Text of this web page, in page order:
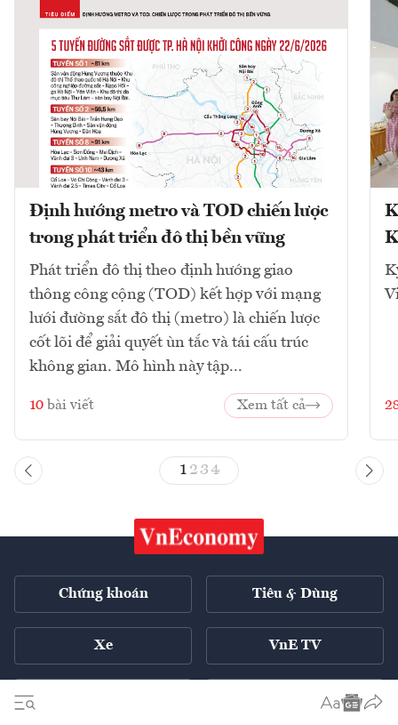
Định hướng metro và TOD chiến lược
trong phát triển đô thị bền vững
Phát triển đô thị theo định hướng giao
thông công cộng (TOD) kết hợp với mạng
lưới đường sắt đô thị (metro) là chiến lược
cốt lõi để giải quyết ùn tắc và tái cấu trúc
không gian. Mô hình này tập...
10 bài viết Xem tất cả
1 23 4
Chứng khoán Tiêu & Dùng
Xe VnE TV
English ++